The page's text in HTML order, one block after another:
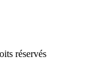
réservés